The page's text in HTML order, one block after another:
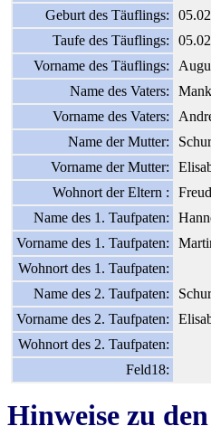
Geburt des Täuflings:
Taufe des Täuflings:
Vorname des Täuflings:
Name des Vaters:
Vorname des Vaters:
Name der Mutter:
Schur
Vorname der Mutter:
Wohnort der Eltern :
Name des 1. Taufpaten:
Vorname des 1. Taufpaten:
Wohnort des 1. Taufpaten:
Name des 2. Taufpaten:
Schur
Vorname des 2. Taufpaten:
Wohnort des 2. Taufpaten:
Feld18:
Hinweise zu